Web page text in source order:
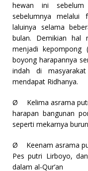
hewan ini
sebelumnya melalui
laluinya selama
bulan. Demikian hal
menjadi kepompong
boyong harapannya
indah di
mendapat Ridhanya.
Ø Kelima asrama
harapan bangunan
seperti mekarnya
Ø Keenam asrama
Pes putri Lirboyo,
dalam al-Qur’an